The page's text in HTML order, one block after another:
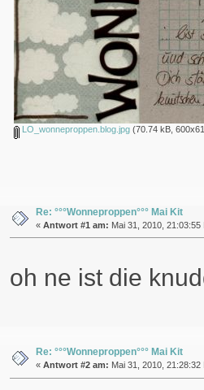
LO_wonneproppen.blog.jpg(70.74 kB,
Re: °°°Wonneproppen°°° Mai Kit
« Antwort #1 am: Mai 31, 2010, 21:03:55
oh ne ist die
Re: °°°Wonneproppen°°° Mai Kit
« Antwort #2 am: Mai 31, 2010, 21:28:32